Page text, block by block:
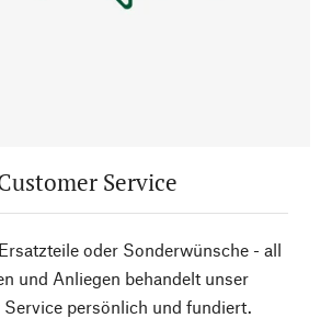
Service
oder Sonderwünsche - all
und Anliegen behandelt unser
persönlich und fundiert.